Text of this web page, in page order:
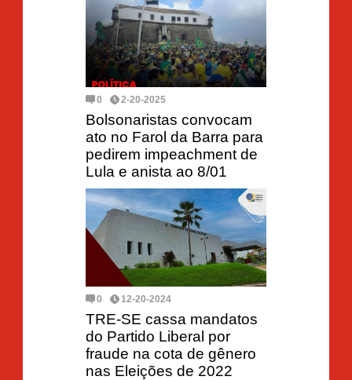
0 2-20-2025
Bolsonaristas convocam
ato no Farol da Barra para
pedirem impeachment de
Lula e anista ao 8/01
0 12-20-2024
TRE-SE cassa mandatos
do Partido Liberal por
fraude na cota de gênero
nas Eleições de 2022